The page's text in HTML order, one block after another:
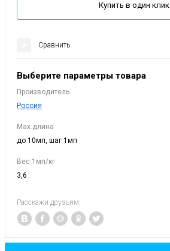
Купить в один клик
Сравнить
Выберите параметры товара
Производитель
Россия
Мах.длина
до 10мп, шаг 1мп
Вес 1мп/кг
3,6
Расскажи друзьям: